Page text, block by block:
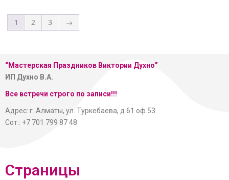
1 2 3 →
“Мастерская Праздников Виктории Духно”
ИП Духно В.А.
Все встречи строго по записи!!!
Адрес: г. Алматы, ул. Туркебаева, д.61 оф.53
Сот.: +7 701 799 87 48
Страницы